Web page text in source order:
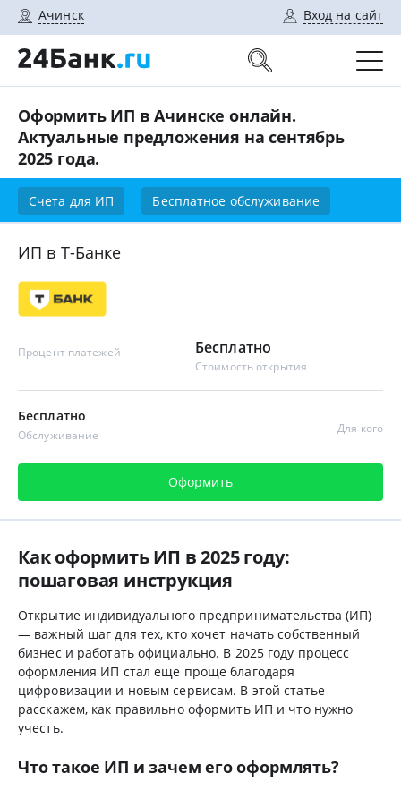
Ачинск Вход на сайт
Оформить ИП в Ачинске онлайн.
Актуальные предложения на сентябрь
2025 года.
Счета для ИП Бесплатное обслуживание
ИП в Т-Банке
Процент платежей Бесплатно
Стоимость открытия
Бесплатно
Обслуживание Для кого
Оформить
Как оформить ИП в 2025 году:
пошаговая инструкция
Открытие индивидуального предпринимательства (ИП)
— важный шаг для тех, кто хочет начать собственный
бизнес и работать официально. В 2025 году процесс
оформления ИП стал еще проще благодаря
цифровизации и новым сервисам. В этой статье
расскажем, как правильно оформить ИП и что нужно
учесть.
Что такое ИП и зачем его оформлять?